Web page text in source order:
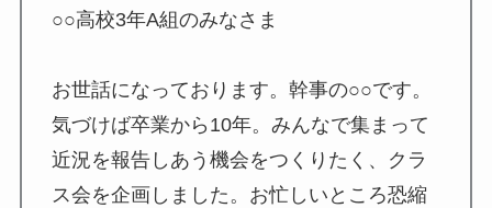
○○高校3年A組のみなさま
お世話になっております。幹事の○○です。
気づけば卒業から10年。みんなで集まって
近況を報告しあう機会をつくりたく、クラ
ス会を企画しました。お忙しいところ恐縮